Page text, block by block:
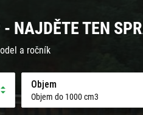
NAJDĚTE TEN
a ročník
Objem
Objem do 1000 cm3